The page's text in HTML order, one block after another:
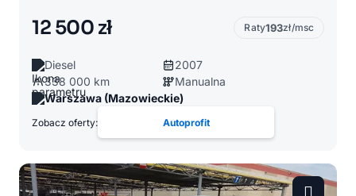
12 500 zł Raty193zł/msc
Diesel
2007
338 000 km
Manualna
Warszawa (Mazowieckie)
Zobacz oferty: Autoprofit